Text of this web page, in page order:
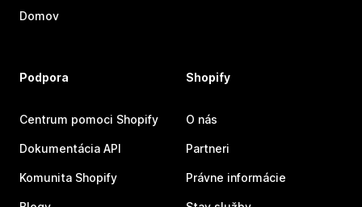
Domov
Podpora
Centrum pomoci Shopify
Dokumentácia API
Komunita Shopify
Shopify
O nás
Partneri
Právne informácie